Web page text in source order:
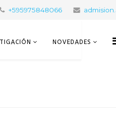
+595975848066
NOVEDADES